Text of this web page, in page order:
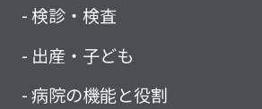
検診・検査
出産・子ども
病院の機能と役割